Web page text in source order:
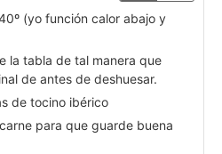
(yo función calor abajo y
la tabla de tal manera que
de antes de deshuesar.
de tocino ibérico
para que guarde buena